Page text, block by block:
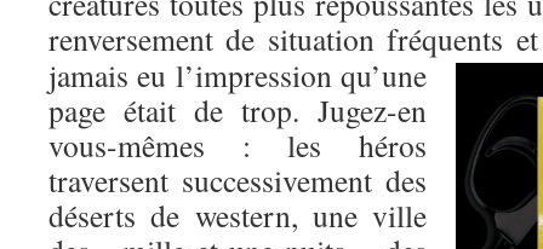
renversement de situation fréquents
jamais eu l’impression qu’une
page était de trop. Jugez-en
vous-mêmes : les héros
traversent successivement des
déserts de western, une ville